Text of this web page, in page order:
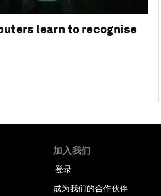
learn to recognise
加入我们
登录
成为我们的合作伙伴